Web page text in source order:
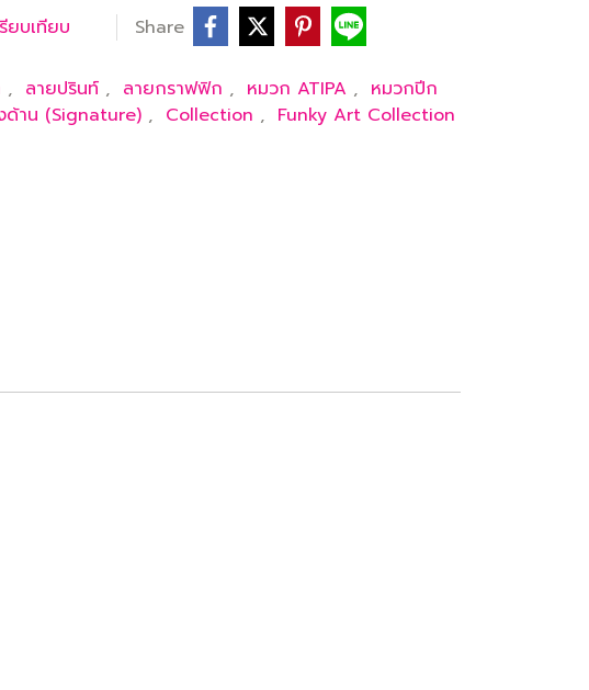
ยบเทียบ Share
, ลายปรินท์ , ลายกราฟฟิก , หมวก ATIPA , หมวกปีก
ด้าน (Signature) , Collection , Funky Art Collection